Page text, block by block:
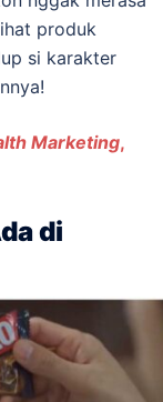
produk
si karakter
Marketing,
di